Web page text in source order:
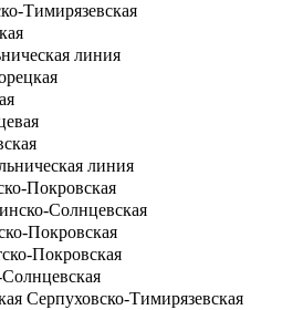
Тимирязевская
линия
линия
Покровская
Солнцевская
Покровская
Покровская
Серпуховско-Тимирязевская